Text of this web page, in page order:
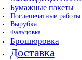
Бумажные пакеты
Послепечатные работы
Вырубка
Фальцовка
Брошюровка
Доставка